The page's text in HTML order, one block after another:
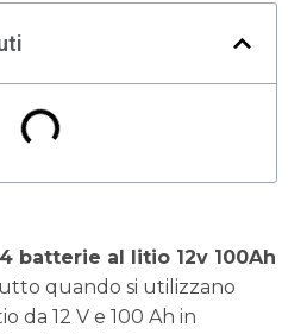
batterie al litio 12v 100Ah
quando si utilizzano
da 12 V e 100 Ah in